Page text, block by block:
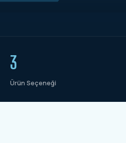
3
Ürün Seçeneği